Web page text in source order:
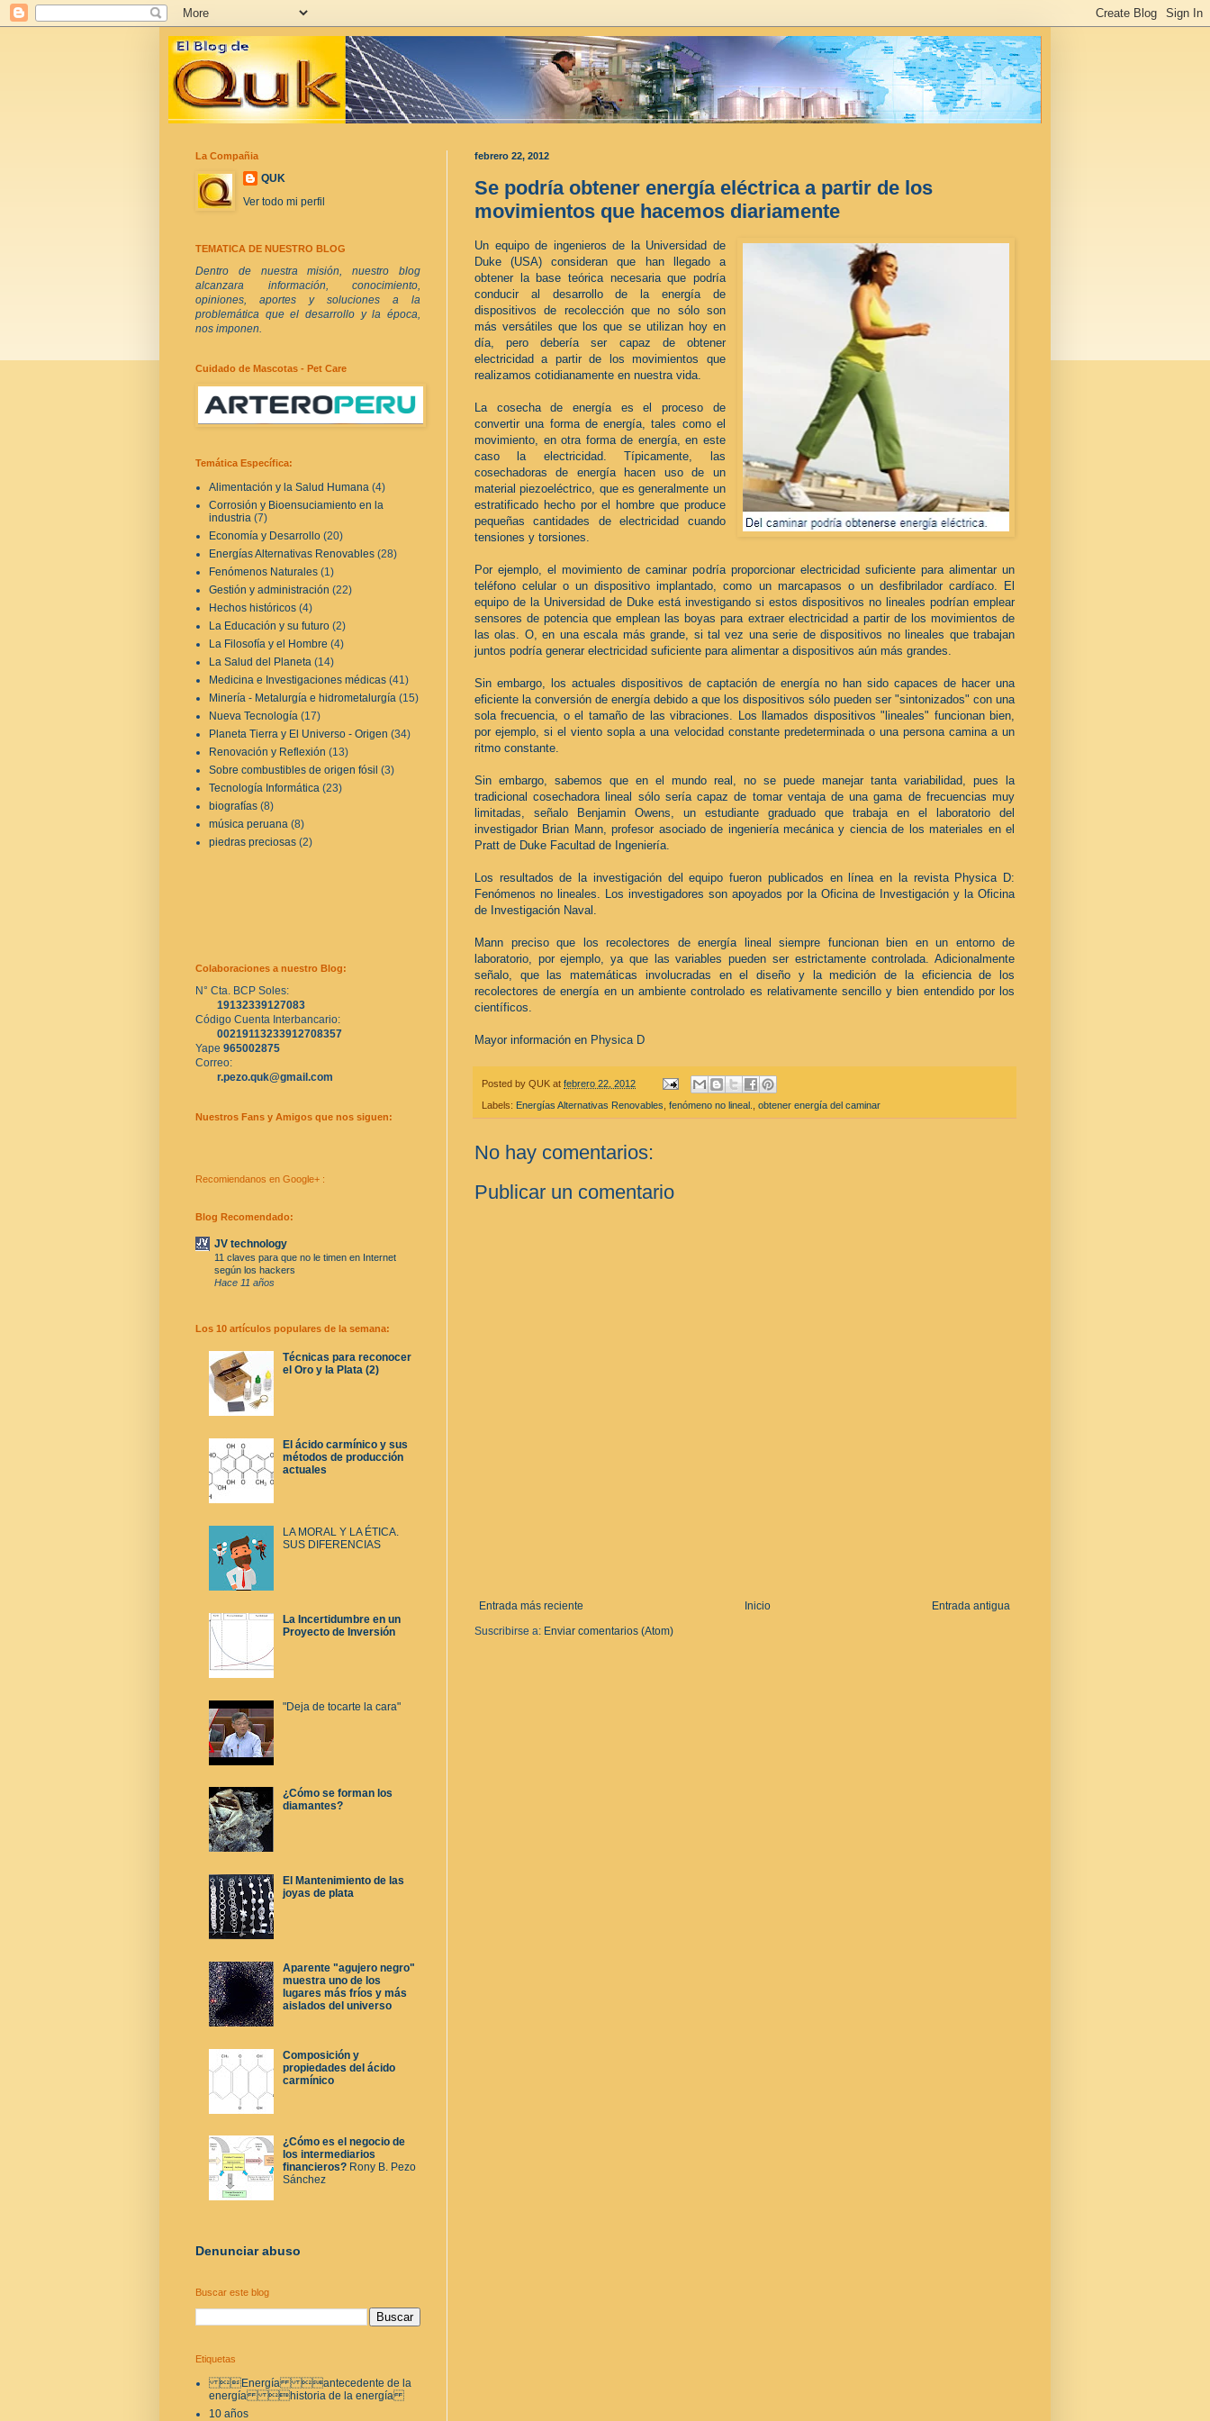
febrero 22, 2012
Se podría obtener energía eléctrica a partir de los
movimientos que hacemos diariamente
Un equipo de ingenieros de la Universidad de
Duke (USA) consideran que han llegado a
obtener la base teórica necesaria que podría
conducir al desarrollo de la energía de
dispositivos de recolección que no sólo son
más versátiles que los que se utilizan hoy en
día, pero debería ser capaz de obtener
electricidad a partir de los movimientos que
realizamos cotidianamente en nuestra vida.
La cosecha de energía es el proceso de
convertir una forma de energía, tales como el
movimiento, en otra forma de energía, en este
caso la electricidad. Típicamente, las
cosechadoras de energía hacen uso de un
material piezoeléctrico, que es generalmente un
estratificado hecho por el hombre que produce
pequeñas cantidades de electricidad cuando
tensiones y torsiones.
Por ejemplo, el movimiento de caminar podría proporcionar electricidad suficiente para alimentar un
teléfono celular o un dispositivo implantado, como un marcapasos o un desfibrilador cardíaco. El
equipo de la Universidad de Duke está investigando si estos dispositivos no lineales podrían emplear
sensores de potencia que emplean las boyas para extraer electricidad a partir de los movimientos de
las olas. O, en una escala más grande, si tal vez una serie de dispositivos no lineales que trabajan
juntos podría generar electricidad suficiente para alimentar a dispositivos aún más grandes.
Sin embargo, los actuales dispositivos de captación de energía no han sido capaces de hacer una
eficiente la conversión de energía debido a que los dispositivos sólo pueden ser "sintonizados" con una
sola frecuencia, o el tamaño de las vibraciones. Los llamados dispositivos "lineales" funcionan bien,
por ejemplo, si el viento sopla a una velocidad constante predeterminada o una persona camina a un
ritmo constante.
Sin embargo, sabemos que en el mundo real, no se puede manejar tanta variabilidad, pues la
tradicional cosechadora lineal sólo sería capaz de tomar ventaja de una gama de frecuencias muy
limitadas, señalo Benjamin Owens, un estudiante graduado que trabaja en el laboratorio del
investigador Brian Mann, profesor asociado de ingeniería mecánica y ciencia de los materiales en el
Pratt de Duke Facultad de Ingeniería.
Los resultados de la investigación del equipo fueron publicados en línea en la revista Physica D:
Fenómenos no lineales. Los investigadores son apoyados por la Oficina de Investigación y la Oficina
de Investigación Naval.
Mann preciso que los recolectores de energía lineal siempre funcionan bien en un entorno de
laboratorio, por ejemplo, ya que las variables pueden ser estrictamente controlada. Adicionalmente
señalo, que las matemáticas involucradas en el diseño y la medición de la eficiencia de los
recolectores de energía en un ambiente controlado es relativamente sencillo y bien entendido por los
científicos.
Mayor información en Physica D
Posted by QUK at febrero 22, 2012
Labels: Energías Alternativas Renovables fenómeno no lineal. obtener energía del caminar
No hay comentarios:
Publicar un comentario
Entrada más reciente Entrada antigua
Inicio
Suscribirse a: Enviar comentarios (Atom)
La Compañia
QUK
Ver todo mi perfil
TEMATICA DE NUESTRO BLOG
Dentro de nuestra misión, nuestro blog
alcanzara información, conocimiento,
opiniones, aportes y soluciones a la
problemática que el desarrollo y la época,
nos imponen.
Cuidado de Mascotas - Pet Care
Temática Específica:
Alimentación y la Salud Humana (4)
Corrosión y Bioensuciamiento en la
industria (7)
Economía y Desarrollo (20)
Energías Alternativas Renovables (28)
Fenómenos Naturales (1)
Gestión y administración (22)
Hechos históricos (4)
La Educación y su futuro (2)
La Filosofía y el Hombre (4)
La Salud del Planeta (14)
Medicina e Investigaciones médicas (41)
Minería - Metalurgía e hidrometalurgía (15)
Nueva Tecnología (17)
Planeta Tierra y El Universo - Origen (34)
Renovación y Reflexión (13)
Sobre combustibles de origen fósil (3)
Tecnología Informática (23)
biografías (8)
música peruana (8)
piedras preciosas (2)
Colaboraciones a nuestro Blog:
N° Cta. BCP Soles:
19132339127083
Código Cuenta Interbancario:
00219113233912708357
Yape 965002875
Correo:
r.pezo.quk@gmail.com
Nuestros Fans y Amigos que nos siguen:
Recomiendanos en Google+ :
Blog Recomendado:
JV technology
11 claves para que no le timen en Internet
según los hackers
Hace 11 años
Los 10 artículos populares de la semana:
Técnicas para reconocer
el Oro y la Plata (2)
El ácido carmínico y sus
métodos de producción
actuales
LA MORAL Y LA ÉTICA.
SUS DIFERENCIAS
La Incertidumbre en un
Proyecto de Inversión
"Deja de tocarte la cara"
¿Cómo se forman los
diamantes?
El Mantenimiento de las
joyas de plata
Aparente "agujero negro"
muestra uno de los
lugares más fríos y más
aislados del universo
Composición y
propiedades del ácido
carmínico
¿Cómo es el negocio de
los intermediarios
financieros?Rony B. Pezo
Sánchez
Denunciar abuso
Buscar este blog
Etiquetas
Energía antecedente de la
energía historia de la energía
10 años